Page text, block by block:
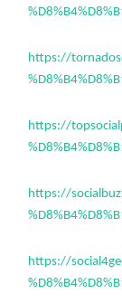
https://
https://
https://
https://